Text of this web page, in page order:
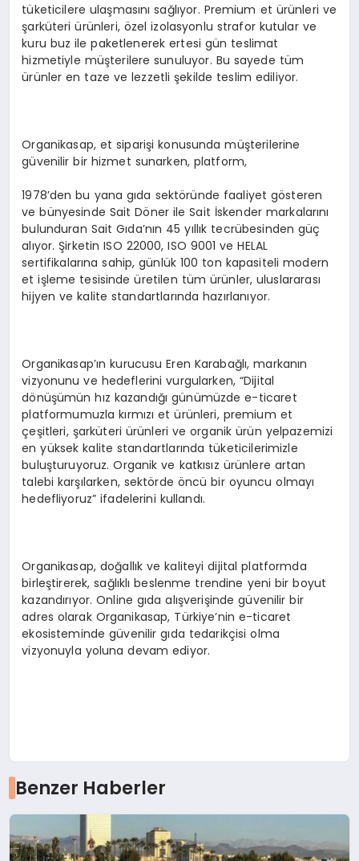
tüketicilere ulaşmasını sağlıyor. Premium et ürünleri ve
şarküteri ürünleri, özel izolasyonlu strafor kutular ve
kuru buz ile paketlenerek ertesi gün teslimat
hizmetiyle müşterilere sunuluyor. Bu sayede tüm
ürünler en taze ve lezzetli şekilde teslim ediliyor.
Organikasap, et siparişi konusunda müşterilerine
güvenilir bir hizmet sunarken, platform,
1978’den bu yana gıda sektöründe faaliyet gösteren
ve bünyesinde Sait Döner ile Sait İskender markalarını
bulunduran Sait Gıda’nın 45 yıllık tecrübesinden güç
alıyor. Şirketin ISO 22000, ISO 9001 ve HELAL
sertifikalarına sahip, günlük 100 ton kapasiteli modern
et işleme tesisinde üretilen tüm ürünler, uluslararası
hijyen ve kalite standartlarında hazırlanıyor.
Organikasap’ın kurucusu Eren Karabağlı, markanın
vizyonunu ve hedeflerini vurgularken, “Dijital
dönüşümün hız kazandığı günümüzde e-ticaret
platformumuzla kırmızı et ürünleri, premium et
çeşitleri, şarküteri ürünleri ve organik ürün yelpazemizi
en yüksek kalite standartlarında tüketicilerimizle
buluşturuyoruz. Organik ve katkısız ürünlere artan
talebi karşılarken, sektörde öncü bir oyuncu olmayı
hedefliyoruz” ifadelerini kullandı.
Organikasap, doğallık ve kaliteyi dijital platformda
birleştirerek, sağlıklı beslenme trendine yeni bir boyut
kazandırıyor. Online gıda alışverişinde güvenilir bir
adres olarak Organikasap, Türkiye’nin e-ticaret
ekosisteminde güvenilir gıda tedarikçisi olma
vizyonuyla yoluna devam ediyor.
Benzer Haberler